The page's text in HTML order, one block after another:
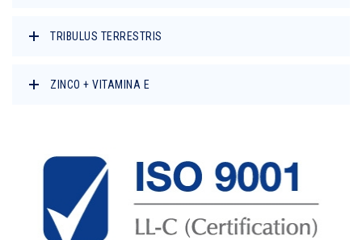
TRIBULUS TERRESTRIS
ZINCO + VITAMINA E